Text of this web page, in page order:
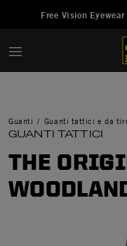
Free Vision
Guanti Guanti tattici e da
GUANTI TATTICI
THE
Aggiunto a